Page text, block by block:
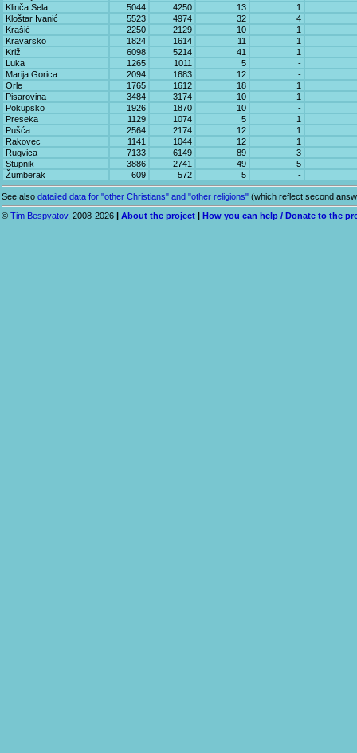
Klinča Sela
5044 4250 13
1
Kloštar Ivanić
5523 4974 32
4
Krašić
2250 2129 10
1
Kravarsko
1824 1614 11
1
Križ
6098 5214 41
1
Luka
1265 1011 5
-
Marija Gorica
2094 1683 12
-
Orle
1765 1612 18
1
Pisarovina
3484 3174 10
1
Pokupsko
1926 1870 10
-
Preseka
1129 1074 5
1
Pušća
2564 2174 12
1
Rakovec
1141 1044 12
1
Rugvica
7133 6149 89
3
Stupnik
3886 2741 49
5
Žumberak
609 572 5 -
See also datailed data for "other Christians" and "other religions" (which reflect second
© Tim Bespyatov, 2008-2026 About the project How you can help / Donate to the